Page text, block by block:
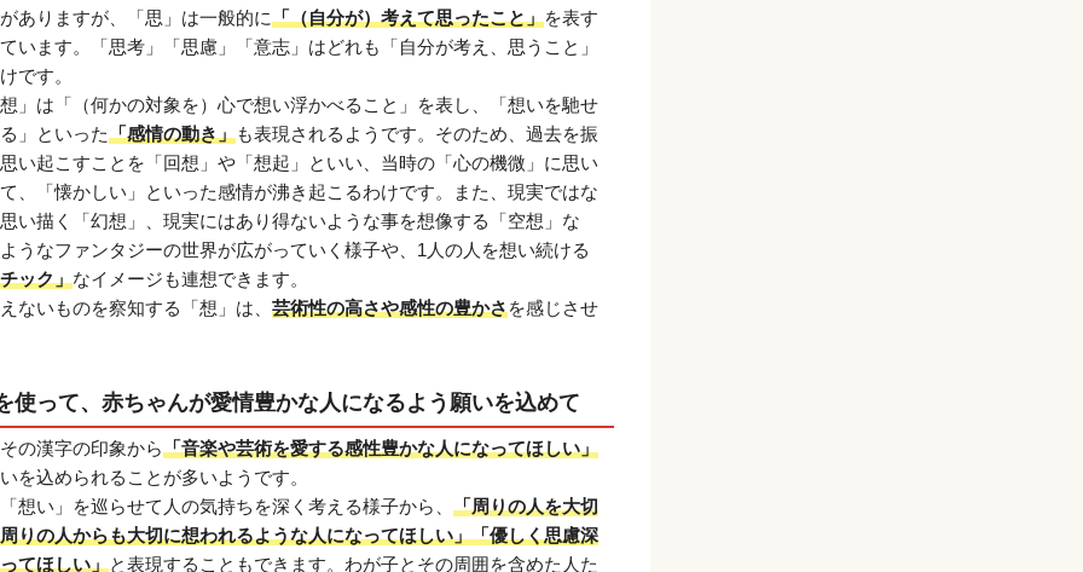
ありますが、「思」は一般的に「（自分が）考えて思ったこと」を表す
います。「思考」「思慮」「意志」はどれも「自分が考え、思うこと」
です。
」は「（何かの対象を）心で想い浮かべること」を表し、「想いを馳せ
」といった「感情の動き」も表現されるようです。そのため、過去を振
い起こすことを「回想」や「想起」といい、当時の「心の機微」に思い
、「懐かしい」といった感情が沸き起こるわけです。また、現実ではな
い描く「幻想」、現実にはあり得ないような事を想像する「空想」な
うなファンタジーの世界が広がっていく様子や、1人の人を想い続ける
ック」なイメージも連想できます。
ないものを察知する「想」は、 芸術性の高さや感性の豊かさを感じさせ
使って、赤ちゃんが愛情豊かな人になるよう願いを込めて
の漢字の印象から「音楽や芸術を愛する感性豊かな人になってほしい」
を込められることが多いようです。
想い」を巡らせて人の気持ちを深く考える様子から、 「周りの人を大切
りの人からも大切に想われるような人になってほしい」「優しく思慮深
てほしい」と表現することもできます。わが子とその周囲を含めた人た